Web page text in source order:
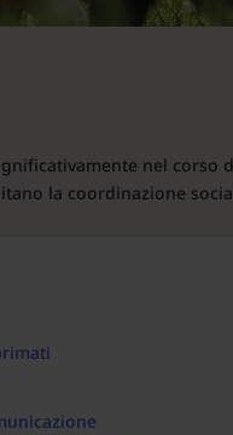
nel
la coordinazione